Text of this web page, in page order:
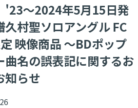
'23～2024年5月15日発
久村聖ソロアングル FC
映像商品 ～BDポップ
曲名の誤表記に関するお
知らせ